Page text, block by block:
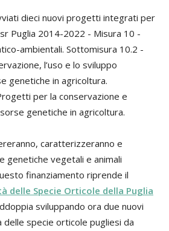
dieci nuovi progetti integrati per
Puglia 2014-2022 - Misura 10 -
ambientali. Sottomisura 10.2 -
l’uso e lo sviluppo
genetiche in agricoltura.
per la conservazione e
genetiche in agricoltura.
caratterizzeranno e
genetiche vegetali e animali
finanziamento riprende il
delle Specie Orticole della Puglia
sviluppando ora due nuovi
specie orticole pugliesi da